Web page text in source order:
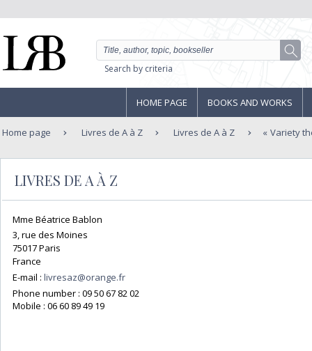
Search by criteria
HOME PAGE BOOKS AND WORKS
Home page Livres de A à Z Livres de A à Z Variety
LIVRES DE A À Z
Mme Béatrice Bablon
3, rue des Moines
75017 Paris
France
E-mail : livresaz@orange.fr
Phone number : 09 50 67 82 02
Mobile : 06 60 89 49 19